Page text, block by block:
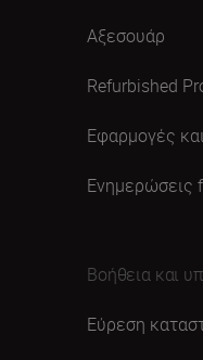
Αξεσουάρ
Refurbished
Εφαρμογές
Ενημερώσεις
Βοήθεια και
Εύρεση